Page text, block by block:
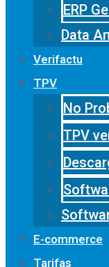
ERP
Data
Verifactu
TPV
No
TPV
E-commerce
Tarifas